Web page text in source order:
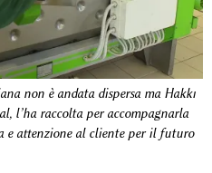
non è andata dispersa ma Hakkı
l’ha raccolta per accompagnarla
e attenzione al cliente per il futuro